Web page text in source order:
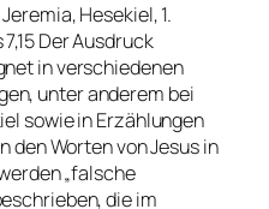
Hesekiel, 1.
Der Ausdruck
in verschiedenen
unter anderem bei
sowie in Erzählungen
den Worten von Jesus in
„falsche
die im